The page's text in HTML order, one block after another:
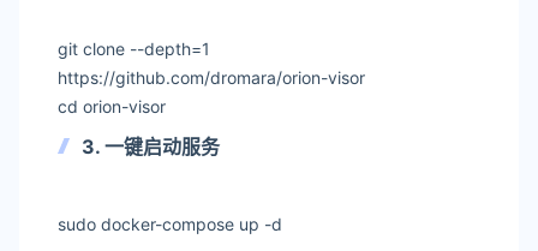
git clone --depth=1
https://github.com/dromara/orion-visor
cd orion-visor
3. 一键启动服务
sudo docker-compose up -d